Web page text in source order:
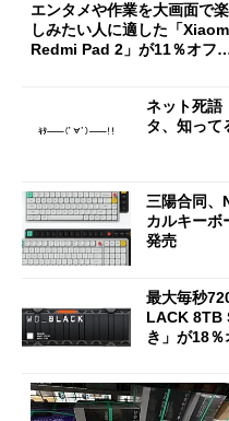
エンタメや作業を大画面で楽
しみたい人に適した「
Redmi Pad 2」が11％オフ
ネット死
タ、知って
三陽合同、
カルキーボ
発売
最大毎秒
LACK 8TB
き」が18